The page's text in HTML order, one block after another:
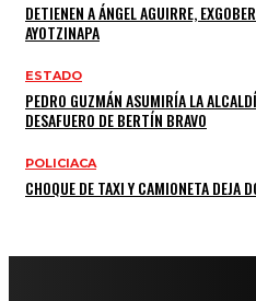
DETIENEN A ÁNGEL AGUIRRE,
AYOTZINAPA
ESTADO
PEDRO GUZMÁN ASUMIRÍA LA
DESAFUERO DE BERTÍN BRAVO
POLICIACA
CHOQUE DE TAXI Y CAMIONETA DEJA